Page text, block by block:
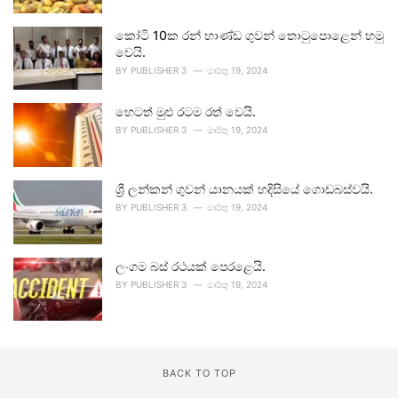
කෝටි 10ක රන් භාණ්ඩ ගුවන් තොටුපොළෙන් හමු
වෙයි.
BY PUBLISHER 3 මාර්තු 19, 2024
හෙටත් මුළු රටම රත් වෙයි.
BY PUBLISHER 3 මාර්තු 19, 2024
ශ්‍රී ලන්කන් ගුවන් යානයක් හදිසියේ ගොඩබස්වයි.
BY PUBLISHER 3 මාර්තු 19, 2024
ලංගම බස් රථයක් පෙරළෙයි.
BY PUBLISHER 3 මාර්තු 19, 2024
BACK TO TOP